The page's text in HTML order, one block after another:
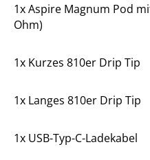
1x Aspire Magnum Pod
Ohm)
1x Kurzes 810er Drip Tip
1x Langes 810er Drip Tip
1x USB-Typ-C-Ladekabel